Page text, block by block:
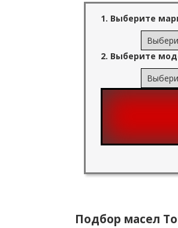
1. Выберите
2. Выберите
Подбор масел